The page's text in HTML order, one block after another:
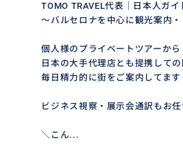
TOMO TRAVEL代表｜日本人ガイ
～バルセロナを中心に観光案内
個人様のプライベートツアーから
日本の大手代理店とも提携して
毎日精力的に街をご案内してます
ビジネス視察・展示会通訳もお
＼こん...